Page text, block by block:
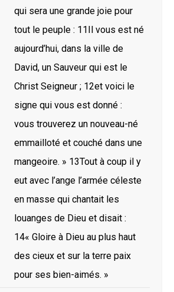
qui sera une grande joie pour
tout le peuple : 11Il vous est né
aujourd’hui, dans la ville de
David, un Sauveur qui est le
Christ Seigneur ; 12et voici le
signe qui vous est donné :
vous trouverez un nouveau-né
emmailloté et couché dans une
mangeoire. » 13Tout à coup il y
eut avec l’ange l’armée céleste
en masse qui chantait les
louanges de Dieu et disait :
14« Gloire à Dieu au plus haut
des cieux et sur la terre paix
pour ses bien-aimés. »